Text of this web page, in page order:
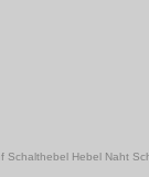
Schalthebel Hebel Naht